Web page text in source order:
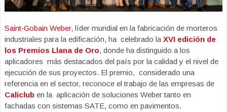
Saint‑Gobain Weber, líder mundial en la fabricación de morteros
industriales para la edificación, ha celebrado la XVI edición de
los Premios Llana de Oro, donde ha distinguido a los
aplicadores más destacados del país por la calidad y el nivel de
ejecución de sus proyectos. El premio, considerado una
referencia en el sector, reconoce el trabajo de las empresas de
Caliclub en la aplicación de soluciones Weber tanto en
fachadas con sistemas SATE, como en pavimentos.